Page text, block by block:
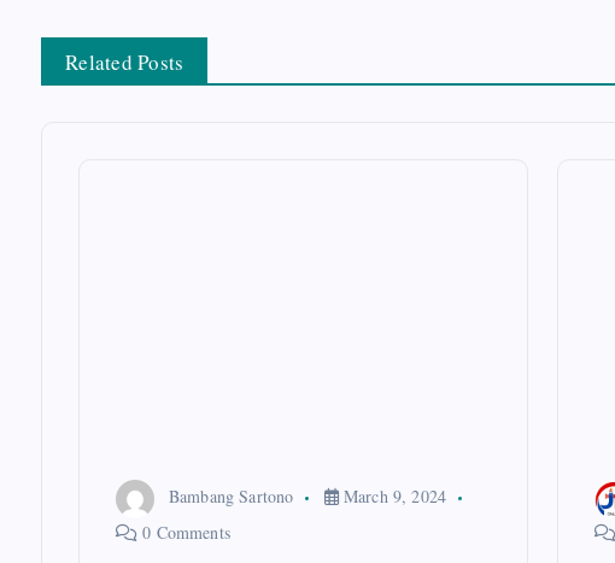
s
Related Posts
Bambang Sartono
March 9, 2024
0 Comments